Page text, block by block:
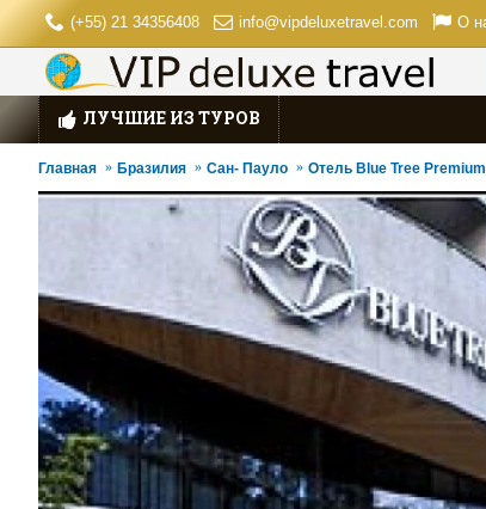
(+55) 21 34356408 info@vipdeluxetravel.com О
ЛУЧШИЕ ИЗ ТУРОВ
Главная Бразилия Сан- Пауло Отель Blue Tree